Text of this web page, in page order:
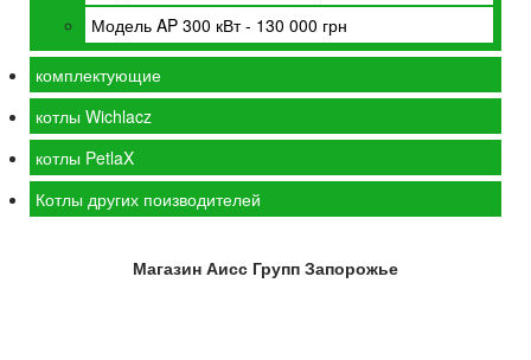
Модель AP 300 кВт - 130 000 грн
комплектующие
котлы Wichlacz
котлы PetlaX
Котлы других поизводителей
Магазин Аисс Групп Запорожье